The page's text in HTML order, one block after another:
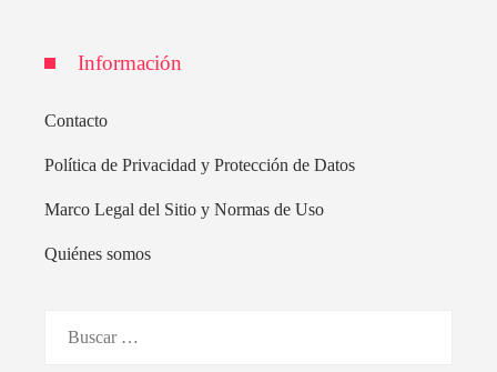
Información
Contacto
Política de Privacidad y Protección de Datos
Marco Legal del Sitio y Normas de Uso
Quiénes somos